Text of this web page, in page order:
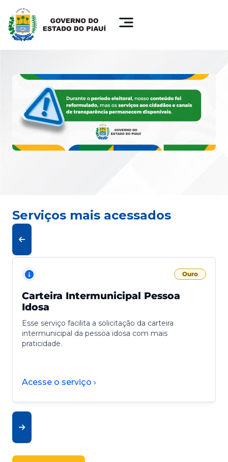
Serviços mais acessados
Ouro
Carteira Intermunicipal Pessoa
Idosa
Esse serviço facilita a solicitação da carteira
intermunicipal da pessoa idosa com mais
praticidade.
Acesse o serviço ›